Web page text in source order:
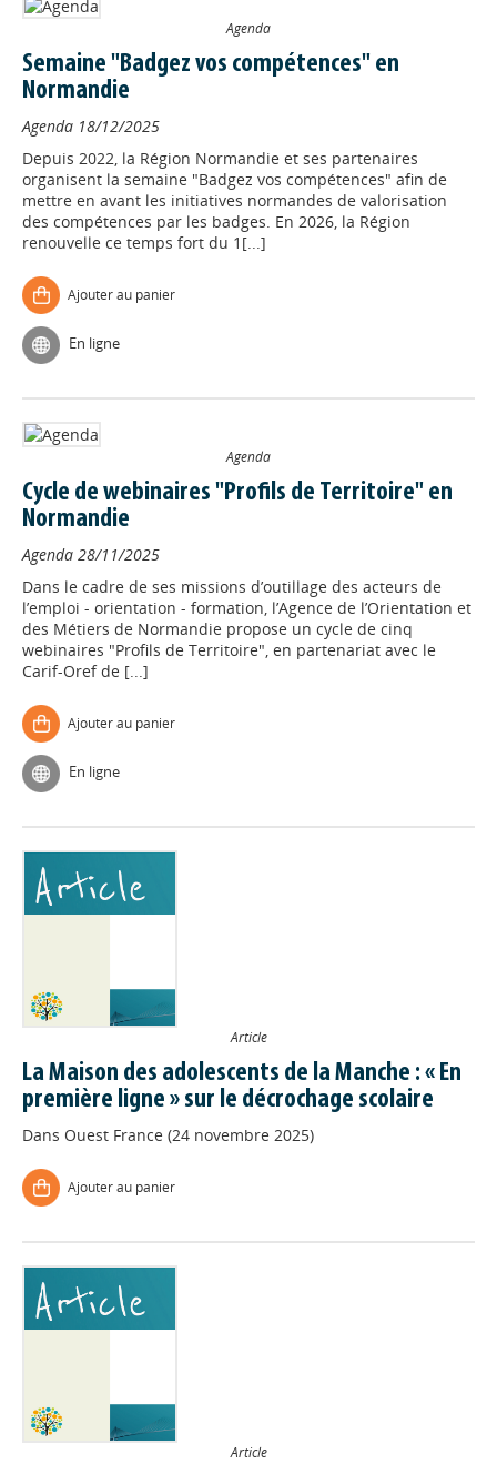
Agenda
Semaine "Badgez vos compétences" en
Normandie
Agenda 18/12/2025
Depuis 2022, la Région Normandie et ses partenaires
organisent la semaine "Badgez vos compétences" afin de
mettre en avant les initiatives normandes de valorisation
des compétences par les badges. En 2026, la Région
renouvelle ce temps fort du 1[...]
Ajouter au panier
En ligne
Agenda
Cycle de webinaires "Profils de Territoire" en
Normandie
Agenda 28/11/2025
Dans le cadre de ses missions d’outillage des acteurs de
l’emploi - orientation - formation, l’Agence de l’Orientation et
des Métiers de Normandie propose un cycle de cinq
webinaires "Profils de Territoire", en partenariat avec le
Carif-Oref de [...]
Ajouter au panier
En ligne
Article
La Maison des adolescents de la Manche : « En
première ligne » sur le décrochage scolaire
Dans Ouest France (24 novembre 2025)
Ajouter au panier
Article